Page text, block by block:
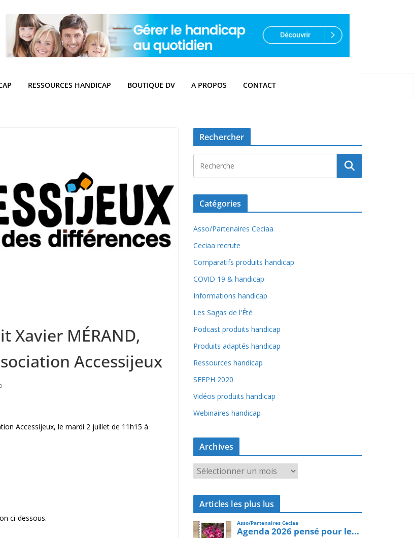
RESSOURCES HANDICAP BOUTIQUE DV A PROPOS CONTACT
Xavier MÉRAND,
Accessijeux
Accessijeux, le mardi 2 juillet de 11h15 à
ci-dessous.
Rechercher
Catégories
Asso/Partenaires Ceciaa
Ceciaa recrute
Comparatifs produits handicap
COVID 19 & handicap
Informations handicap
Les Sagas de l'Été
Podcast produits handicap
Produits adaptés handicap
Ressources handicap
SEEPH 2020
Vidéos produits handicap
Webinaires handicap
Archives
r
c
i
v
Articles les plus lus